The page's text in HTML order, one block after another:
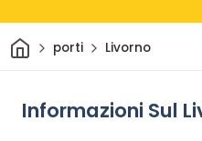
Casaporti Livorno
Informazioni Sul